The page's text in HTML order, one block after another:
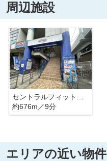
周辺施設
セントラルフィットネスクラブ 西台
約676m／9分
エリアの近い物件